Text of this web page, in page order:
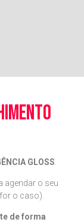
GLOSS
agendar o seu
o caso).
de forma